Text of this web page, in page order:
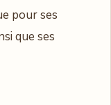
pour ses
que ses